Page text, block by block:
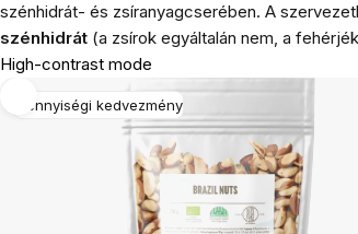
szénhidrát- és zsíranyagcserében. A
szénhidrát (a zsírok egyáltalán nem, a
High-contrast mode
Mennyiségi kedvezmény